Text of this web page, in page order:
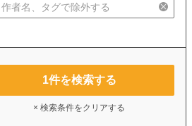
1件を検索する
× 検索条件をクリアする